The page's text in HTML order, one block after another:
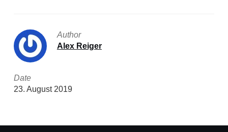
Author
Alex Reiger
Date
23. August 2019